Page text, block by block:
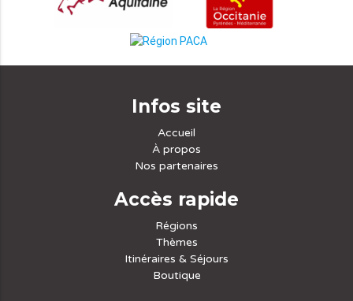
Infos site
Accueil
À propos
Nos partenaires
Accès rapide
Régions
Thèmes
Itinéraires & Séjours
Boutique